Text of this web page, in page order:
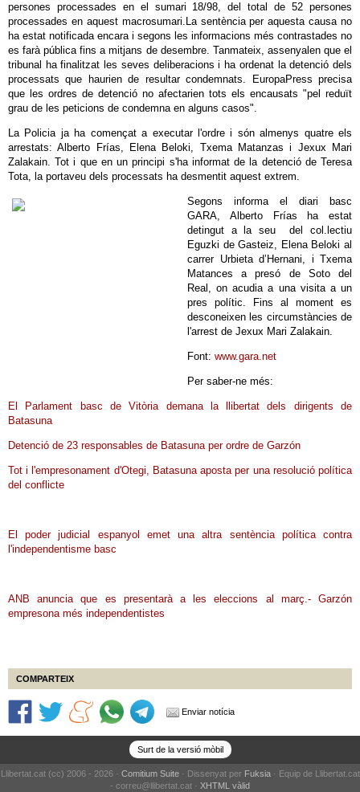
persones processades en el sumari 18/98, del total de 52 persones
processades en aquest macrosumari.La sentència per aquesta causa no
ha estat notificada encara i segons les informacions més contrastades no
es farà pública fins a mitjans de desembre. Tanmateix, assenyalen que el
tribunal ha finalitzat les seves deliberacions i ha ordenat la detenció dels
processats que haurien de resultar condemnats. EuropaPress precisa
que les ordres de detenció no afectarien tots els encausats "pel reduït
grau de les peticions de condemna en alguns casos".
La Policia ja ha començat a executar l'ordre i són almenys quatre els
arrestats: Alberto Frías, Elena Beloki, Txema Matanzas i Jexux Mari
Zalakain. Tot i que en un principi s'ha informat de la detenció de Teresa
Tota, la portaveu dels processats ha desmentit aquest extrem.
Segons informa el diari basc
GARA, Alberto Frías ha estat
detingut a la seu del col.lectiu
Eguzki de Gasteiz, Elena Beloki al
carrer Urbieta d’Hernani, i Txema
Matances a presó de Soto del
Real, on acudia a una visita a un
pres polític. Fins al moment es
desconeixen les circumstàncies de
l'arrest de Jexux Mari Zalakain.
Font: www.gara.net
Per saber-ne més:
El Parlament basc de Vitòria demana la llibertat dels dirigents de
Batasuna
Detenció de 23 responsables de Batasuna per ordre de Garzón
Tot i l'empresonament d'Otegi, Batasuna aposta per una resolució política
del conflicte
El poder judicial espanyol emet una altra sentència política contra
l'independentisme basc
ANB anuncia que es presentarà a les eleccions al març.- Garzón
empresona més independentistes
COMPARTEIX
Enviar notícia
Surt de la versió mòbil
Llibertat.cat (cc) 2006 - 2026 · Comitium Suite· Dissenyat per Fuksia· Equip de Llibertat.cat
- correu@llibertat.cat · XHTML vàlid